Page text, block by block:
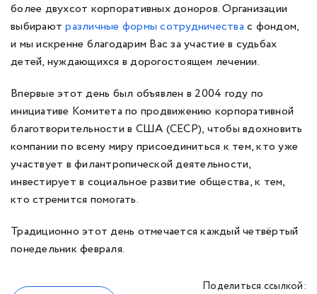
более двухсот корпоративных доноров. Организации
выбираютразличные формы сотрудничества с фондом,
и мы искренне благодарим Вас за участие в судьбах
детей, нуждающихся в дорогостоящем лечении.
Впервые этот день был объявлен в 2004 году по
инициативе Комитета по продвижению корпоративной
благотворительности в США (СЕСР), чтобы вдохновить
компании по всему миру присоединиться к тем, кто уже
участвует в филантропической деятельности,
инвестирует в социальное развитие общества, к тем,
кто стремится помогать.
Традиционно этот день отмечается каждый четвёртый
понедельник февраля.
Поделиться ссылкой: